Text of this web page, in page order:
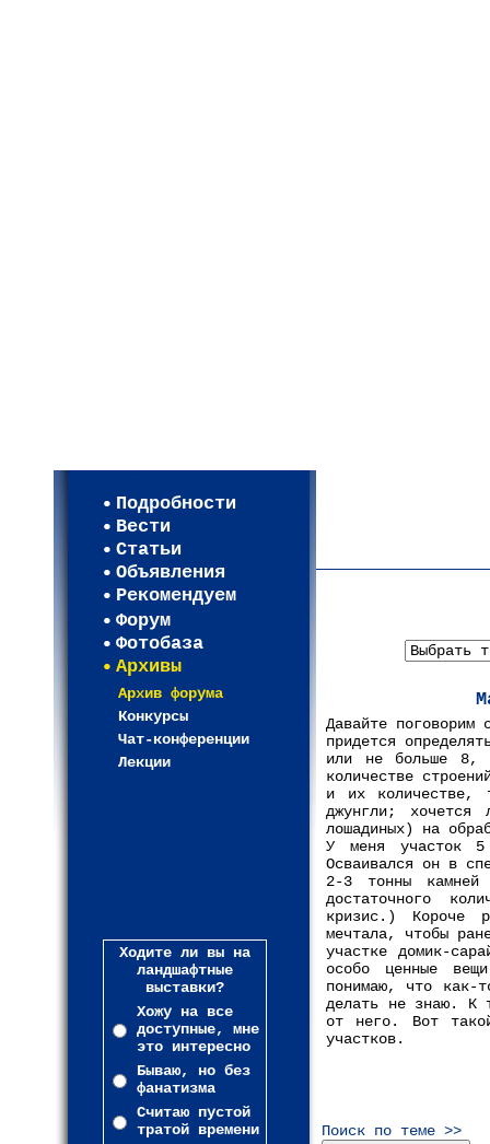
Подробности
Вести
Статьи
Объявления
Рекомендуем
Форум
Фотобаза
Архивы
Архив форума
Конкурсы
Чат-конференции
Лекции
Ходите ли вы на
ландшафтные
выставки?
Хожу на все
доступные, мне
это интересно
Бываю, но без
фанатизма
Считаю пустой
тратой времени
Давайте поговорим
придется
или не больше 8,
количестве
и их количестве,
джунгли;
лошадиных) на
У меня участок 5
Осваивался он в
2-3 тонны
достаточного
кризис.) Короче
мечтала, чтобы
участке домик-
особо ценные
понимаю, что как-
делать не знаю. К
от него. Вот
участков.
Поиск по теме >>